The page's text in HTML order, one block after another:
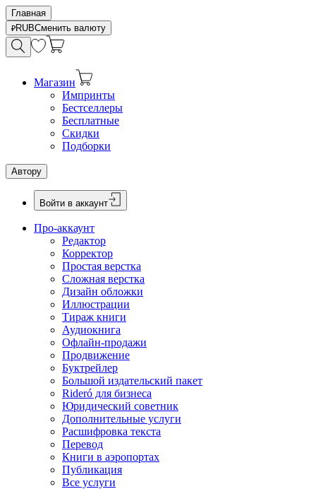
Главная
RUBСменить валюту
Магазин
Импринты
Бестселлеры
Бесплатные
Скидки
Подборки
Автору
Войти в аккаунт
Про-аккаунт
Редактор
Корректор
Простая верстка
Сложная верстка
Дизайн обложки
Иллюстрации
Тираж книги
Аудиокнига
Офлайн-продажи
Продвижение
Буктрейлер
Большой издательский пакет
Rideró для бизнеса
Юридический советник
Дополнительные услуги
Расшифровка текста
Перевод
Книги в аэропортах
Публикация
Все услуги